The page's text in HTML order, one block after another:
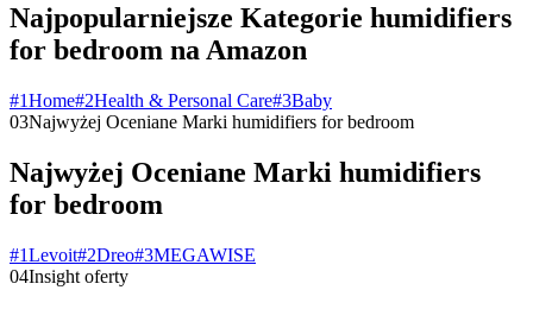
Najpopularniejsze Kategorie humidifiers
for bedroom na Amazon
#1Home#2Health & Personal Care#3Baby
03Najwyżej Oceniane Marki humidifiers for bedroom
Najwyżej Oceniane Marki humidifiers
for bedroom
#1Levoit#2Dreo#3MEGAWISE
04Insight oferty